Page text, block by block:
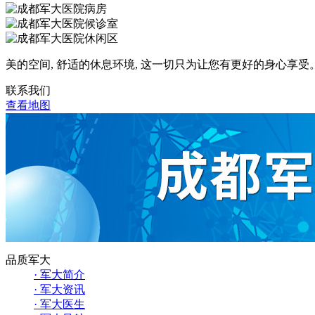
美的空间, 舒适的休息环境, 这一切只为让您有更好的身心享受
联系我们
查看地图
品质军大
· 军大简介
· 军大资讯
· 军大医生